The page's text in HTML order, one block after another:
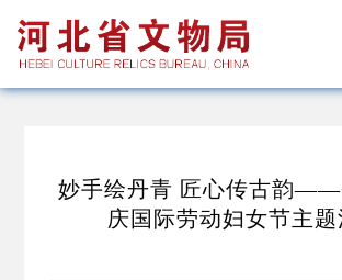
妙手绘丹青 匠心传古韵——
庆国际劳动妇女节主题